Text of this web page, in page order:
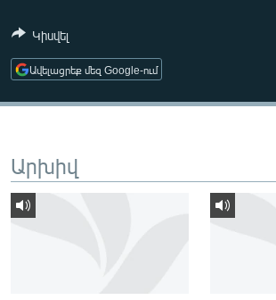
ՄՇԱԿՈՒՅԹ
ՍՊՈՐՏ
ՄԵԿՆԱԲԱՆՈՒԹՅՈՒՆ
ԿՈՐՈՆԱՎԻՐՈՒՍ
ԱՐԽԻՎ
Կիսվել
Ավելացրեք մեզ Google-ում
Արխիվ